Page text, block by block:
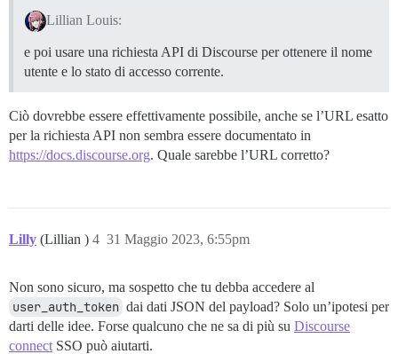
Lillian Louis:
e poi usare una richiesta API di Discourse per ottenere il nome
utente e lo stato di accesso corrente.
Ciò dovrebbe essere effettivamente possibile, anche se l’URL esatto
per la richiesta API non sembra essere documentato in
https://docs.discourse.org. Quale sarebbe l’URL corretto?
Lilly (Lillian ) 31 Maggio 2023, 6:55pm
4
Non sono sicuro, ma sospetto che tu debba accedere al
user_auth_token dai dati JSON del payload? Solo un’ipotesi per
darti delle idee. Forse qualcuno che ne sa di più su Discourse
connect SSO può aiutarti.